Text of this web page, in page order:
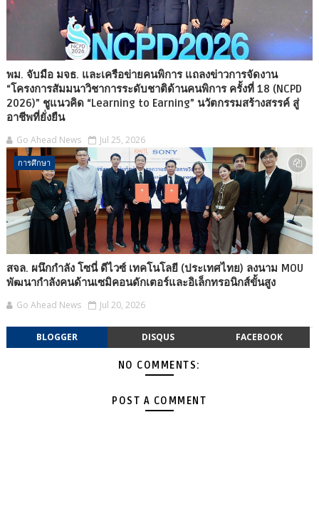
พม. จับมือ มจธ. และเครือข่ายคนพิการ แถลงข่าวการจัดงาน
“โครงการสัมมนาวิชาการระดับชาติด้านคนพิการ ครั้งที่ 18 (NCPD
2026)” ชูแนวคิด “Learning to Earning” นวัตกรรมสร้างสรรค์ สู่
อาชีพที่ยั่งยืน
Go Ahead News Jul 25, 2026
การศึกษา
สจล. ผนึกกำลัง โซนี่ ดีไวซ์ เทคโนโลยี (ประเทศไทย) ลงนาม MOU
พัฒนากำลังคนด้านเซมิคอนดักเตอร์และอิเล็กทรอนิกส์ขั้นสูง
Go Ahead News Jul 20, 2026
BLOGGER DISQUS FACEBOOK
NO COMMENTS:
POST A COMMENT